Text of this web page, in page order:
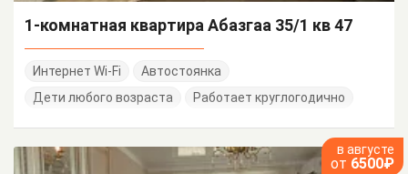
1-комнатная квартира Абазгаа 35/1 кв 47
Интернет Wi-Fi
Автостоянка
Дети любого возраста
Работает круглогодично
в августе
от 6500₽